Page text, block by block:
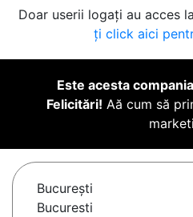
Doar userii logați au acces
ți click aici
Este acesta
Felicitări! Aă cum să
Bucureşti
Bucuresti